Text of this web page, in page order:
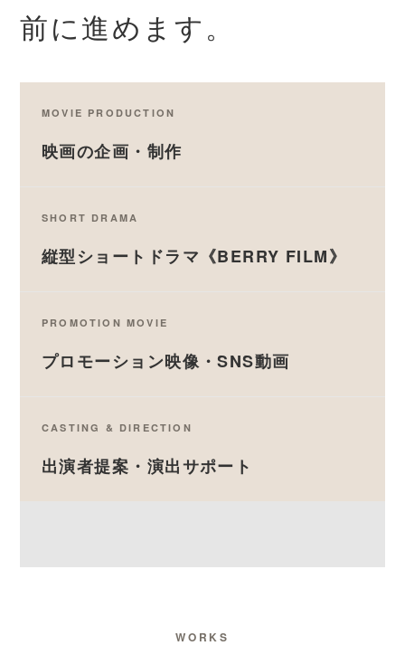
前に進めます。
MOVIE PRODUCTION
映画の企画・制作
SHORT DRAMA
縦型ショートドラマ《BERRY FILM》
PROMOTION MOVIE
プロモーション映像・SNS動画
CASTING & DIRECTION
出演者提案・演出サポート
WORKS